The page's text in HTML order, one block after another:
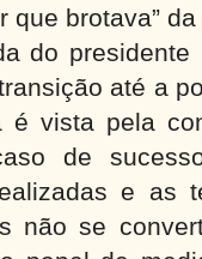
que brotava”
do
até a
é vista pela
de
e as
não se